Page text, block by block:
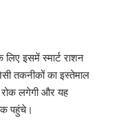
लिए इसमें स्मार्ट राशन
तकनीकों का इस्तेमाल
रोक लगेगी और यह
पहुंचे।